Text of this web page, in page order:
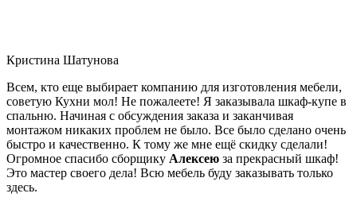
Кристина Шатунова
Всем, кто еще выбирает компанию для изготовления мебели,
советую Кухни мол! Не пожалеете! Я заказывала шкаф-купе в
спальню. Начиная с обсуждения заказа и заканчивая
монтажом никаких проблем не было. Все было сделано очень
быстро и качественно. К тому же мне ещё скидку сделали!
Огромное спасибо сборщику Алексею за прекрасный шкаф!
Это мастер своего дела! Всю мебель буду заказывать только
здесь.